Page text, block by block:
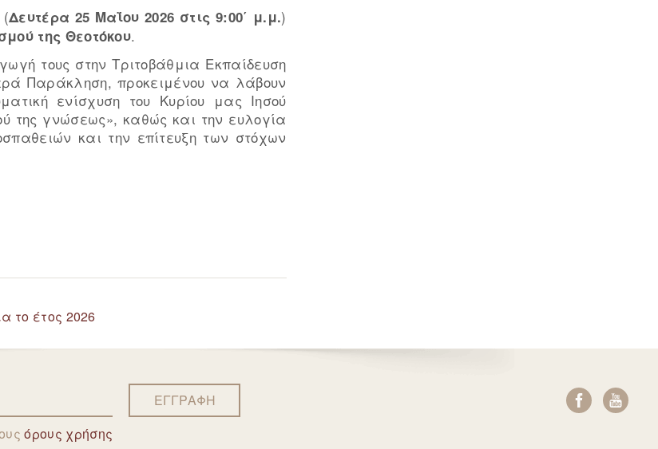
Δευτέρα 25 Μαΐου 2026 στις 9:00΄ μ.μ.)
της Θεοτόκου.
τους στην Τριτοβάθμια Εκπαίδευση
Παράκληση, προκειμένου να λάβουν
ενίσχυση του Κυρίου μας Ιησού
της γνώσεως», καθώς και την ευλογία
και την επίτευξη των στόχων
το έτος 2026
όρους χρήσης
ΕΓΓΡΑΦΗ